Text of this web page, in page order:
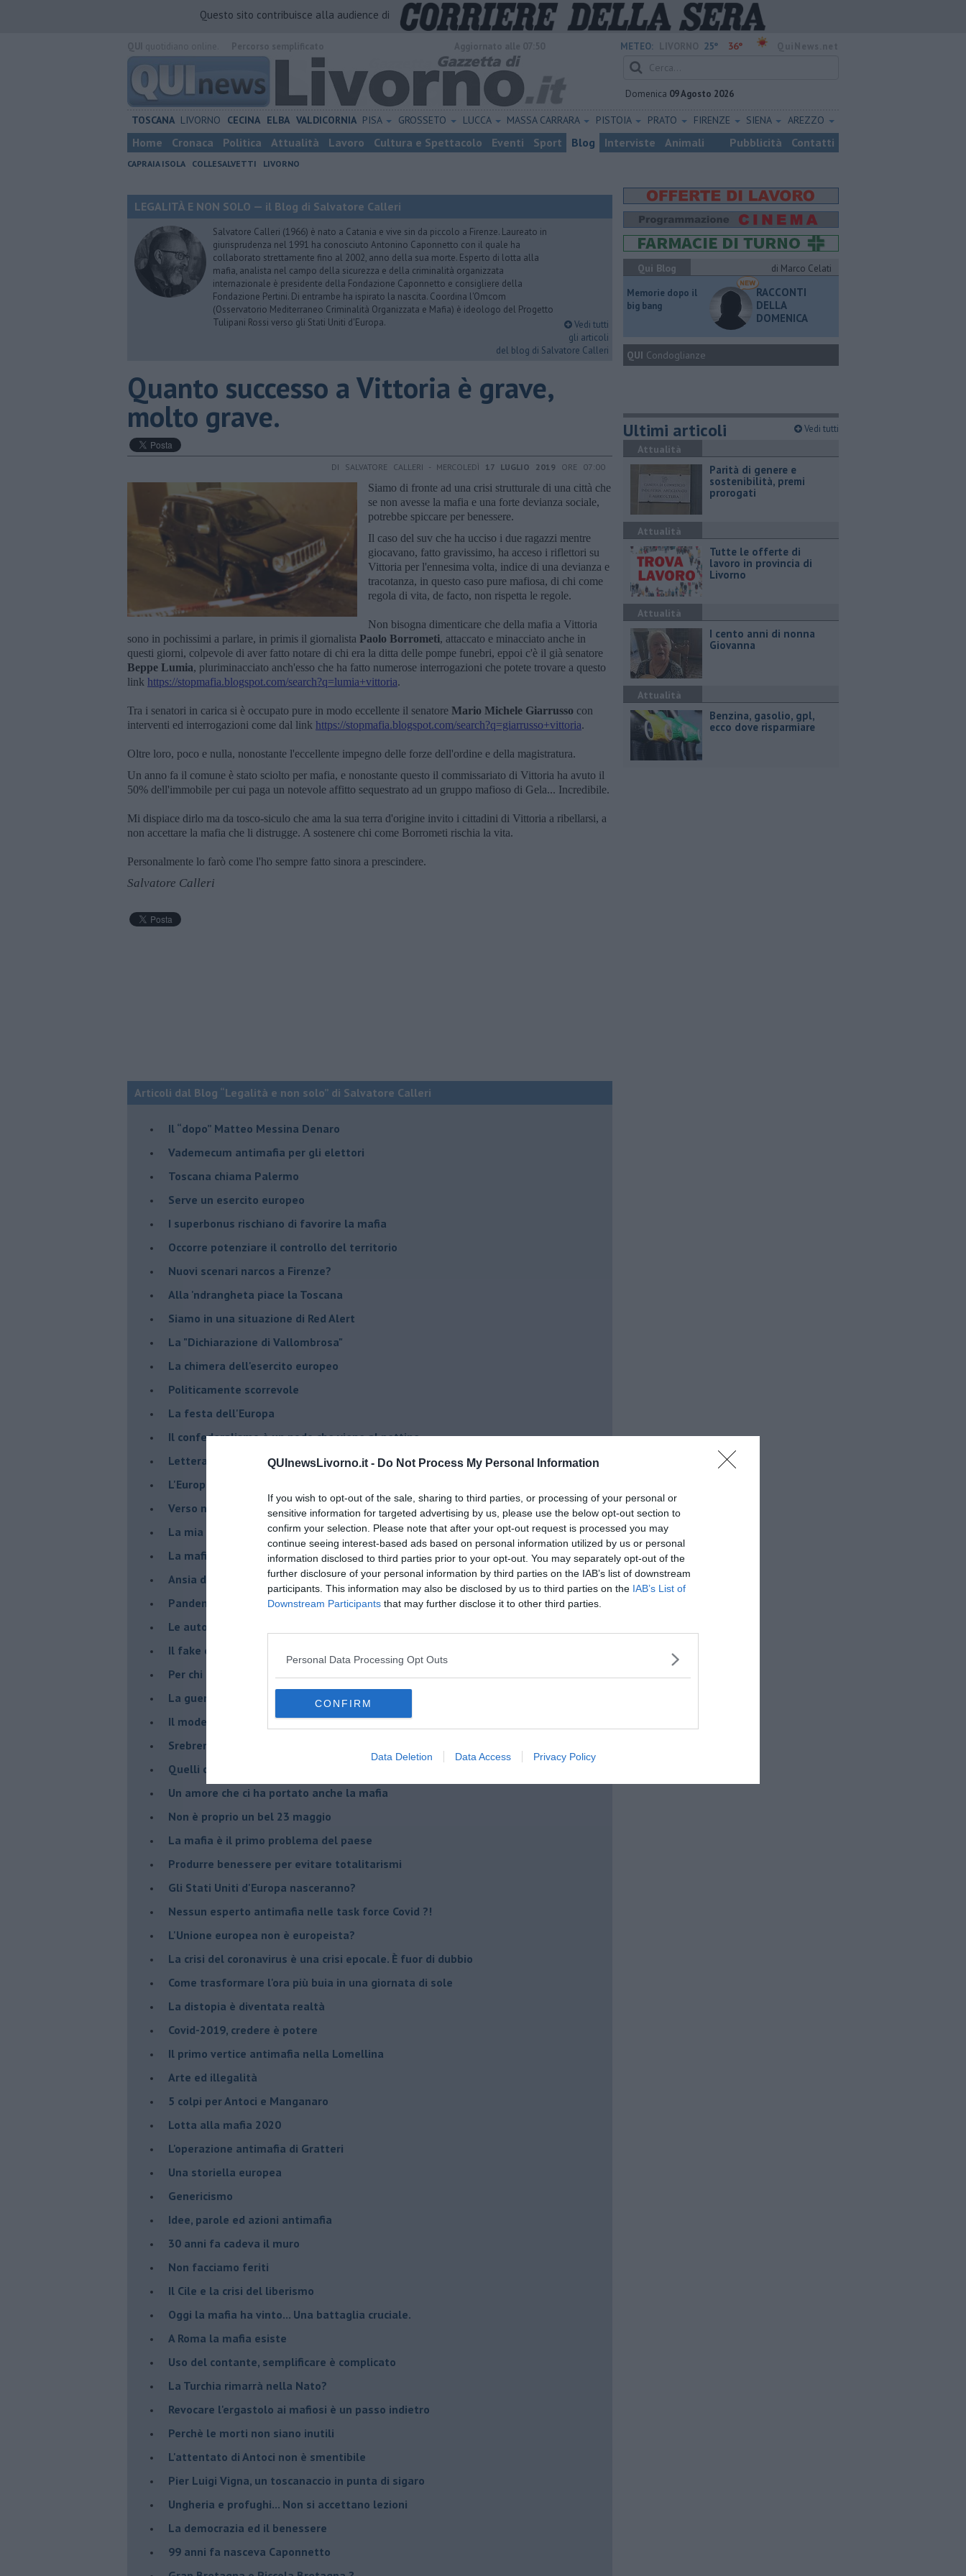
QUInewsLivorno.it - Do Not Process My Personal Information
If you wish to opt-out of the sale, sharing to third parties, or processing of your personal or
sensitive information for targeted advertising by us, please use the below opt-out section to
confirm your selection. Please note that after your opt-out request is processed you may
continue seeing interest-based ads based on personal information utilized by us or personal
information disclosed to third parties prior to your opt-out. You may separately opt-out of the
further disclosure of your personal information by third parties on the IAB’s list of downstream
participants. This information may also be disclosed by us to third parties on the IAB’s List of
Downstream Participants that may further disclose it to other third parties.
Personal Data Processing Opt Outs
CONFIRM
Data Deletion Data Access Privacy Policy
Questo sito contribuisce alla audience di
METEO: 25° 36°
Domenica 09 Agosto 2026
TOSCANA LIVORNO CECINA ELBA VALDICORNIA PISA GROSSETO LUCCA MASSA CARRARA PISTOIA PRATO FIRENZE SIENA AREZZO
Home Cronaca Politica Attualità Lavoro Cultura e Spettacolo Eventi Sport Blog Interviste Animali Pubblicità Contatti
CAPRAIA ISOLA COLLESALVETTI LIVORNO
LEGALITÀ E NON SOLO — il Blog di Salvatore Calleri
Salvatore Calleri (1966) è nato a Catania e vive sin da piccolo a Firenze. Laureato in
giurisprudenza nel 1991 ha conosciuto Antonino Caponnetto con il quale ha
collaborato strettamente fino al 2002, anno della sua morte. Esperto di lotta alla
mafia, analista nel campo della sicurezza e della criminalità organizzata
internazionale è presidente della Fondazione Caponnetto e consigliere della
Fondazione Pertini. Di entrambe ha ispirato la nascita. Coordina l'Omcom
(Osservatorio Mediterraneo Criminalità Organizzata e Mafia) è ideologo del Progetto
Tulipani Rossi verso gli Stati Uniti d'Europa.
Vedi tutti
gli articoli
del blog di Salvatore Calleri
​Quanto successo a Vittoria è grave,
molto grave.
DI SALVATORE CALLERI - MERCOLEDÌ 17 LUGLIO 2019 ORE 07:00
Siamo di fronte ad una crisi strutturale di una città che
se non avesse la mafia e una forte devianza sociale,
potrebbe spiccare per benessere.
Il caso del suv che ha ucciso i due ragazzi mentre
giocavano, fatto gravissimo, ha acceso i riflettori su
Vittoria per l'ennesima volta, indice di una devianza e
tracotanza, in questo caso pure mafiosa, di chi come
regola di vita, de facto, non rispetta le regole.
Non bisogna dimenticare che della mafia a Vittoria
sono in pochissimi a parlare, in primis il giornalista Paolo Borrometi, attaccato e minacciato anche in
questi giorni, colpevole di aver fatto notare di chi era la ditta delle pompe funebri, eppoi c'è il già senatore
Beppe Lumia, pluriminacciato anch'esso che ha fatto numerose interrogazioni che potete trovare a questo
link https://stopmafia.blogspot.com/search?q=lumia+vittoria.
Tra i senatori in carica si è occupato pure in modo eccellente il senatore Mario Michele Giarrusso con
interventi ed interrogazioni come dal link https://stopmafia.blogspot.com/search?q=giarrusso+vittoria.
Oltre loro, poco e nulla, nonostante l'eccellente impegno delle forze dell'ordine e della magistratura.
Un anno fa il comune è stato sciolto per mafia, e nonostante questo il commissariato di Vittoria ha avuto il
50% dell'immobile per cui paga un notevole affitto sequestrato ad un gruppo mafioso di Gela... Incredibile.
Mi dispiace dirlo ma da tosco-siculo che ama la sua terra d'origine invito i cittadini di Vittoria a ribellarsi, a
non accettare la mafia che li distrugge. A sostenere chi come Borrometi rischia la vita.
Personalmente lo farò come l'ho sempre fatto sinora a prescindere.
Salvatore Calleri
Articoli dal Blog “Legalità e non solo” di Salvatore Calleri
Il “dopo” Matteo Messina Denaro
Vademecum antimafia per gli elettori
Toscana chiama Palermo
Serve un esercito europeo
I superbonus rischiano di favorire la mafia
Occorre potenziare il controllo del territorio
​Nuovi scenari narcos a Firenze?
Alla 'ndrangheta piace la Toscana
Siamo in una situazione di Red Alert
La "Dichiarazione di Vallombrosa"
La chimera dell'esercito europeo
Politicamente scorrevole
La festa dell'Europa
Il confederalismo è un nodo che viene al pettine
Lettera al Presidente Draghi
L'Europa non regge il confronto con USA, Russia e Cina
Verso nuovi modelli economici postpandemia
​La mia generazione... Quella dell'alluvione 1966
​La mafia sanitaria ai tempi del covid
Ansia da Covid
Pandemia e modello neoliberista
Le auto diesel non son da demonizzare
​Il fake e la mafia
Per chi combatte la mafia è l'ora più buia
La guerra nell'ex Jugoslavia, se parla troppo poco
Il modello da seguire per gli Stati Uniti d'Europa
Srebrenica 25° anniversario
Quelli che... rompono le balle
Un amore che ci ha portato anche la mafia
Non è proprio un bel 23 maggio
La mafia è il primo problema del paese
Produrre benessere per evitare totalitarismi
Gli Stati Uniti d'Europa nasceranno?
Nessun esperto antimafia nelle task force Covid ?!
L'Unione europea non è europeista?
La crisi del coronavirus è una crisi epocale. È fuor di dubbio
Come trasformare l'ora più buia in una giornata di sole
​La distopia è diventata realtà
Covid-2019, credere è potere
Il primo vertice antimafia nella Lomellina
Arte ed illegalità
​5 colpi per Antoci e Manganaro
Lotta alla mafia 2020
L'operazione antimafia di Gratteri
Una storiella europea
Genericismo
Idee, parole ed azioni antimafia
30 anni fa cadeva il muro
Non facciamo feriti
Il Cile e la crisi del liberismo
Oggi la mafia ha vinto... Una battaglia cruciale.
A Roma la mafia esiste
Uso del contante, semplificare è complicato
La Turchia rimarrà nella Nato?
Revocare l'ergastolo ai mafiosi è un passo indietro
Perchè le morti non siano inutili
L'attentato di Antoci non è smentibile
Pier Luigi Vigna, un toscanaccio in punta di sigaro
Ungheria e profughi... Non si accettano lezioni
La democrazia ed il benessere
99 anni fa nasceva Caponnetto
Qui Blog
di Marco Celati
Memorie dopo il
big bang
RACCONTI
DELLA
DOMENICA
QUI Condoglianze
Ultimi articoli Vedi tutti
Attualità
Parità di genere e
sostenibilità, premi
prorogati
Attualità
​Tutte le offerte di
lavoro in provincia di
Livorno
Attualità
I cento anni di nonna
Giovanna
Attualità
​Benzina, gasolio, gpl,
ecco dove risparmiare